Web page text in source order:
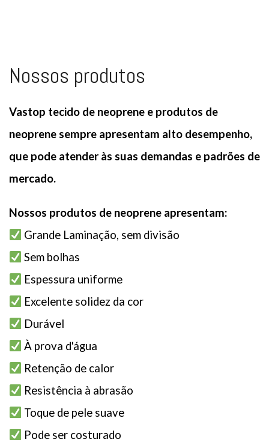
Nossos produtos
Vastop tecido de neoprene e produtos de
neoprene sempre apresentam alto desempenho,
que pode atender às suas demandas e padrões de
mercado.
Nossos produtos de neoprene apresentam:
Grande Laminação, sem divisão
Sem bolhas
Espessura uniforme
Excelente solidez da cor
Durável
À prova d'água
Retenção de calor
Resistência à abrasão
Toque de pele suave
Pode ser costurado